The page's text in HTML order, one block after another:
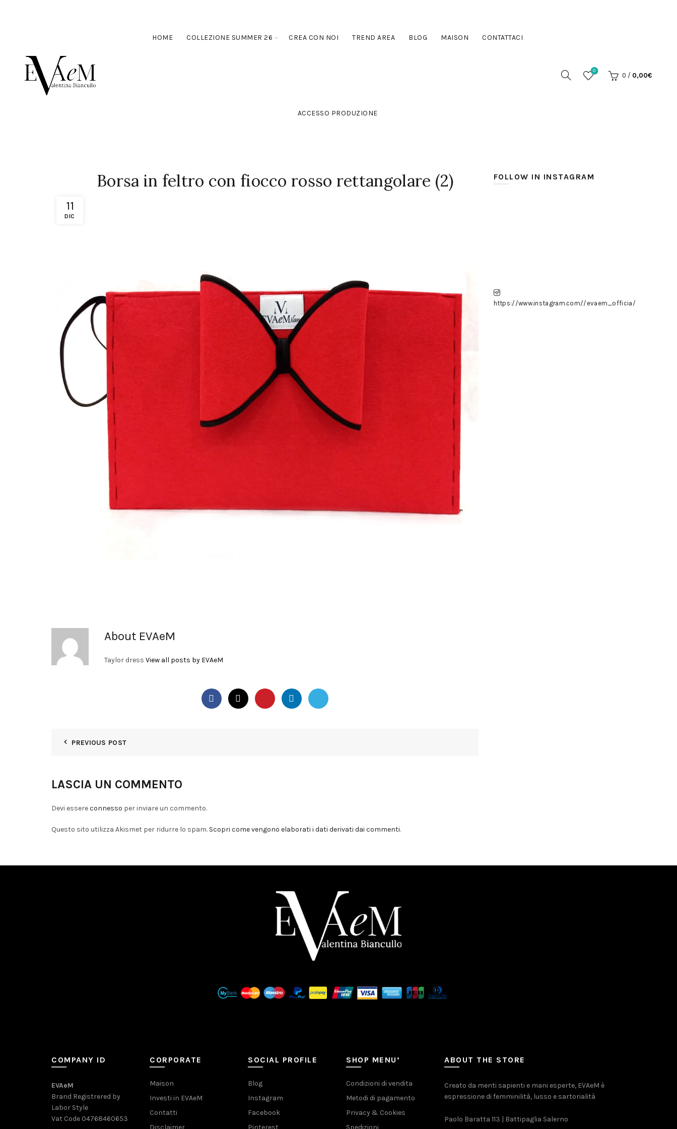
HOME COLLEZIONE SUMMER 26 CREA CON NOI TREND AREA BLOG MAISON CONTATTACI
ACCESSO PRODUZIONE
0
0 / 0,00€
11
DIC
Borsa in feltro con fiocco rosso rettangolare (2)
About EVAeM
Taylor dress View all posts by EVAeM
PREVIOUS POST
LASCIA UN COMMENTO
Devi essereconnesso per inviare un commento.
Questo sito utilizza Akismet per ridurre lo spam. Scopri come vengono elaborati i dati derivati dai commenti.
FOLLOW IN INSTAGRAM
https://www.instagram.com//evaem_officia/
COMPANY ID
EVAeM
Brand Registrered by
Labor Style
Vat Code 04768460653
CORPORATE
Maison
Investi in EVAeM
Contatti
Disclaimer
SOCIAL PROFILE
Blog
Instagram
Facebook
Pinterest
SHOP MENU’
Condizioni di vendita
Metodi di pagamento
Privacy & Cookies
Spedizioni
ABOUT THE STORE
Creato da menti sapienti e mani esperte, EVAeM è
espressione di femminilità, lusso e sartorialità
Paolo Baratta 113 | Battipaglia Salerno